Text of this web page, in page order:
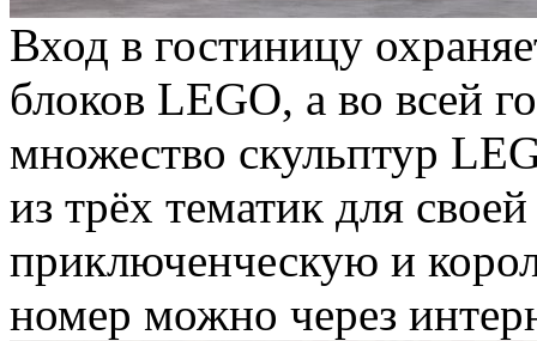
Вход в гостиницу
блоков LEGO, а во всей
множество скульптур
из трёх тематик для
приключенческую и
номер можно через